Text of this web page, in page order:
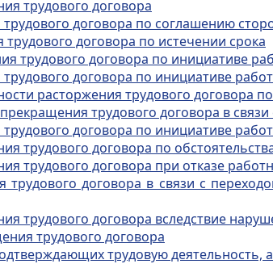
трудового договора
договора по соглашению
договора по истечении срока
трудового договора по инициативе
договора по инициативе
расторжения трудового договора
трудового договора в
договора по инициативе
трудового договора по
трудового договора при отказе
трудового договора в связи с
трудового договора вследствие
трудового договора
трудовую деятельность,